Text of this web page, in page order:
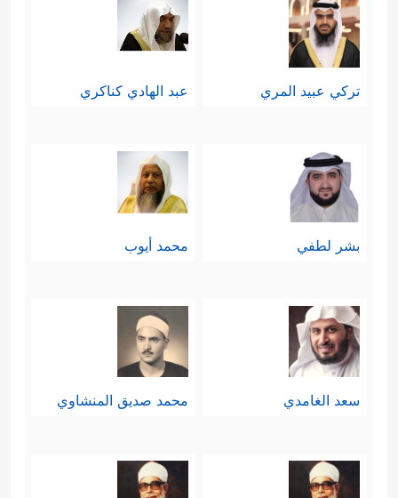
تركي عبيد المري عبد الهادي كناكري
بشر لطفي محمد أيوب
سعد الغامدي محمد صديق المنشاوي